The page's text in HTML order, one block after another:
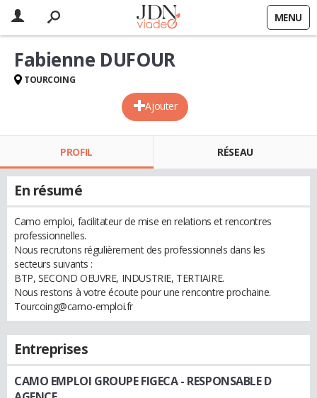
MENU
Ajouter
Fabienne DUFOUR
TOURCOING
PROFIL RÉSEAU
En résumé
Camo emploi, facilitateur de mise en relations et rencontres
professionnelles.
Nous recrutons régulièrement des professionnels dans les
secteurs suivants :
BTP, SECOND OEUVRE, INDUSTRIE, TERTIAIRE.
Nous restons à votre écoute pour une rencontre prochaine.
Tourcoing@camo-emploi.fr
Entreprises
CAMO EMPLOI GROUPE FIGECA- RESPONSABLE D